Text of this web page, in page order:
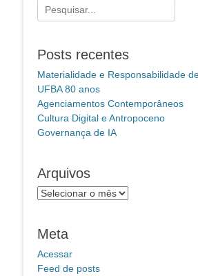
Pesquisar
por:
Posts recentes
Materialidade e Responsabilidade
UFBA 80 anos
Agenciamentos Contemporâneos
Cultura Digital e Antropoceno
Governança de IA
Arquivos
Arquivos
Meta
Acessar
Feed de posts